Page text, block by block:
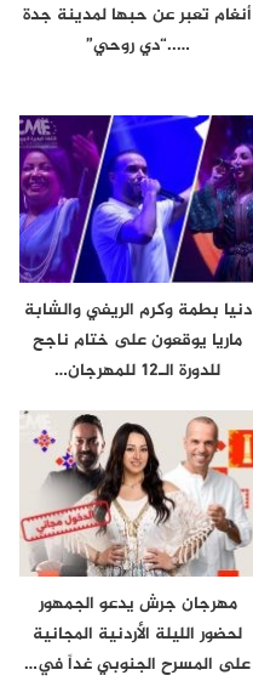
أنغام تعبر عن حبها لمدينة جدة
…..“دي روحي”
دنيا بطمة وكرم الريفي والشابة
ماريا يوقعون على ختام ناجح
للدورة الـ12 للمهرجان…
مهرجان جرش يدعو الجمهور
لحضور الليلة الأردنية المجانية
على المسرح الجنوبي غداً في…